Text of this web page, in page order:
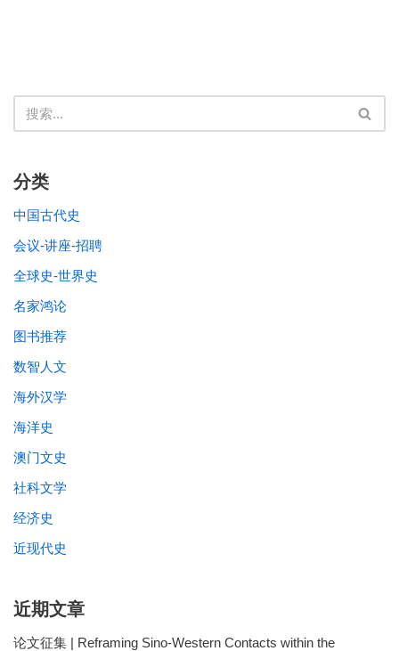
分类
中国古代史
会议-讲座-招聘
全球史-世界史
名家鸿论
图书推荐
数智人文
海外汉学
海洋史
澳门文史
社科文学
经济史
近现代史
近期文章
论文征集 | Reframing Sino-Western Contacts within the